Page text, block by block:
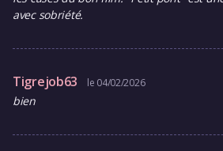
avec sobriété.
Tigrejob63 le 04/02/2026
bien